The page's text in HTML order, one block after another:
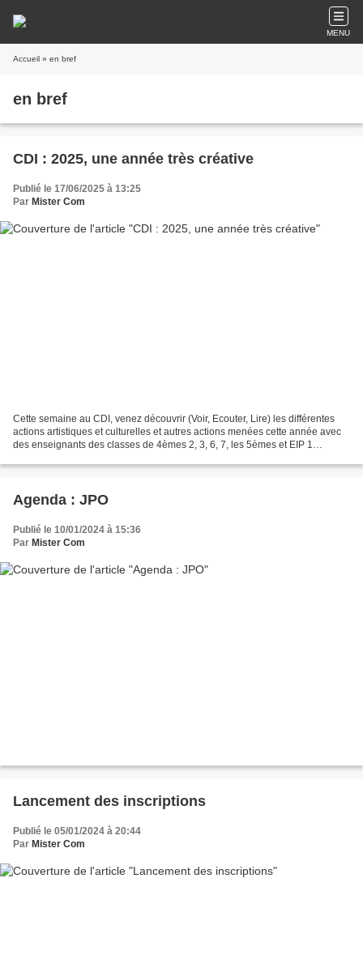
MENU
Accueil » en bref
en bref
CDI : 2025, une année très créative
Publié le 17/06/2025 à 13:25
Par Mister Com
Cette semaine au CDI, venez découvrir (Voir, Ecouter, Lire) les différentes
actions artistiques et culturelles et autres actions menées cette année avec
des enseignants des classes de 4èmes 2, 3, 6, 7, les 5èmes et EIP 1
Agenda : JPO
Publié le 10/01/2024 à 15:36
Par Mister Com
Lancement des inscriptions
Publié le 05/01/2024 à 20:44
Par Mister Com